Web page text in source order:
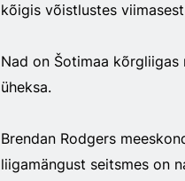
kõigis võistlustes
Nad on Šotimaa
üheksa.
Brendan Rodgers
liigamängust seitsmes on